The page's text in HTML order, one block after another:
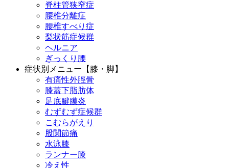
脊柱管狭窄症
腰椎分離症
腰椎すべり症
梨状筋症候群
ヘルニア
ぎっくり腰
症状別メニュー【膝・脚】
有痛性外脛骨
膝蓋下脂肪体
足底腱膜炎
むずむず症候群
こむらがえり
股関節痛
水泳膝
ランナー膝
冷え性